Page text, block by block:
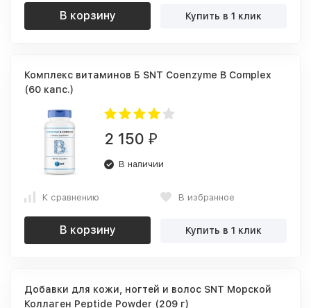
В корзину Купить в 1 клик
Комплекс витаминов Б SNT Coenzyme B Complex
(60 капс.)
2 150 ₽
В наличии
К сравнению В избранное
В корзину Купить в 1 клик
Добавки для кожи, ногтей и волос SNT Морской
Коллаген Peptide Powder (209 г)